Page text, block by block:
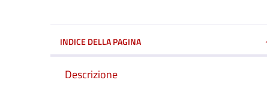
INDICE DELLA PAGINA
Descrizione